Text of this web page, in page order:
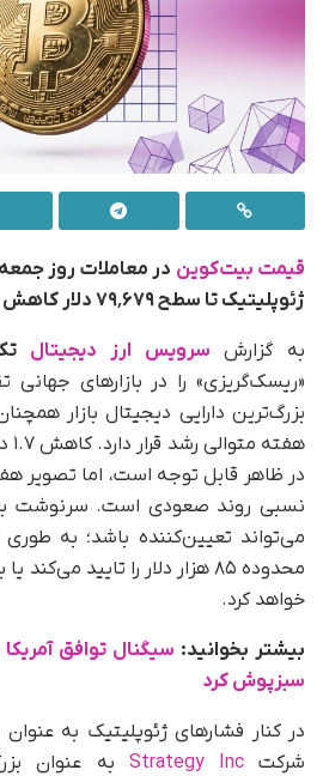
قیمت بیت‌کوین در معاملات روز
ژئوپلیتیک تا سطح ۷۹٬۶۷۹ دلار کاهش یافت.
به‌ گزارش سرویس ارز دیجیتال
«ریسک‌گریزی» را در بازارهای جهانی
بزرگ‌ترین دارایی دیجیتال بازار
در ظاهر قابل توجه است، اما تصویر
نسبی روند صعودی است. سرنوشت
می‌تواند تعیین‌کننده باشد؛ به‌
محدوده ۸۵ هزار دلار را تایید
خواهد کرد.
بیشتر بخوانید: سیگنال توافق آمریکا
سبزپوش کرد
در کنار فشارهای ژئوپلیتیک به
شرکتStrategy Inc به‌ عنوان